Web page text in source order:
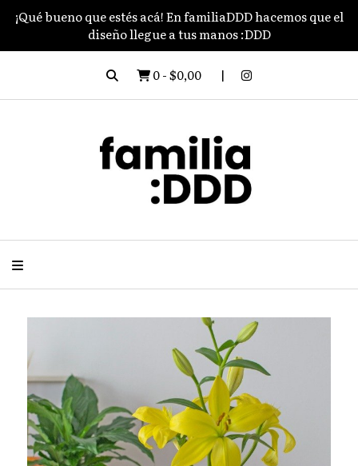
¡Qué bueno que estés acá! En familiaDDD hacemos que el
diseño llegue a tus manos :DDD
0-$0,00